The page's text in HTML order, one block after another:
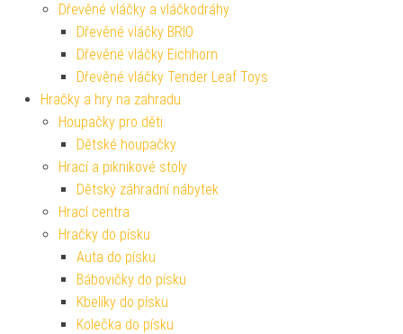
Dřevěné vláčky a vláčkodráhy
Dřevěné vláčky BRIO
Dřevěné vláčky Eichhorn
Dřevěné vláčky Tender Leaf Toys
Hračky a hry na zahradu
Houpačky pro děti
Dětské houpačky
Hrací a piknikové stoly
Dětský záhradní nábytek
Hrací centra
Hračky do písku
Auta do písku
Bábovičky do písku
Kbelíky do písku
Kolečka do písku